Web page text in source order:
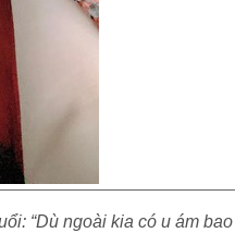
“Dù ngoài kia có u ám bao